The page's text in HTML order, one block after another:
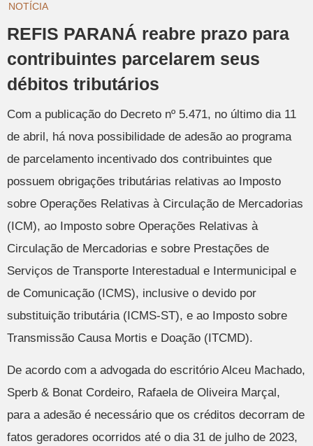
NOTÍCIA
REFIS PARANÁ reabre prazo para
contribuintes parcelarem seus
débitos tributários
Com a publicação do Decreto nº 5.471, no último dia 11
de abril, há nova possibilidade de adesão ao programa
de parcelamento incentivado dos contribuintes que
possuem obrigações tributárias relativas ao Imposto
sobre Operações Relativas à Circulação de Mercadorias
(ICM), ao Imposto sobre Operações Relativas à
Circulação de Mercadorias e sobre Prestações de
Serviços de Transporte Interestadual e Intermunicipal e
de Comunicação (ICMS), inclusive o devido por
substituição tributária (ICMS-ST), e ao Imposto sobre
Transmissão Causa Mortis e Doação (ITCMD).
De acordo com a advogada do escritório Alceu Machado,
Sperb & Bonat Cordeiro, Rafaela de Oliveira Marçal,
para a adesão é necessário que os créditos decorram de
fatos geradores ocorridos até o dia 31 de julho de 2023,